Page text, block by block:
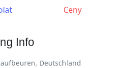
Ceny
Info
Deutschland